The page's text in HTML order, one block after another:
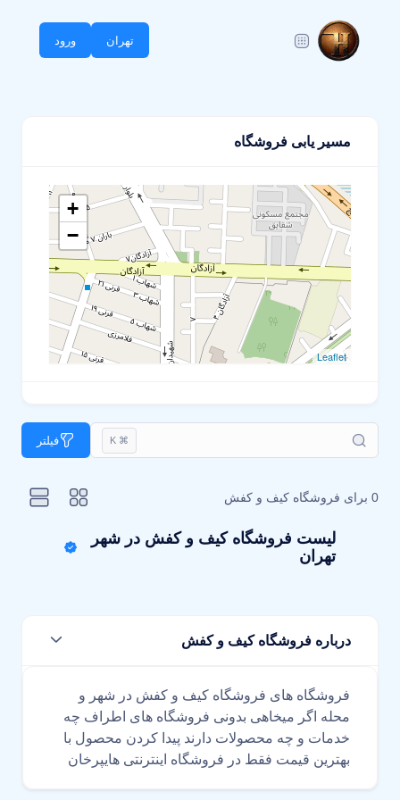
تهران ورود
مسیر یابی فروشگاه
+
−
Leaflet
⌘ K فیلتر
0 برای فروشگاه کیف و کفش
لیست فروشگاه کیف و کفش در شهر
تهران
درباره فروشگاه کیف و کفش
فروشگاه های فروشگاه کیف و کفش در شهر و
محله اگر میخاهی بدونی فروشگاه های اطراف چه
خدمات و چه محصولات دارند پیدا کردن محصول با
بهترین قیمت فقط در فروشگاه اینترنتی هایپرخان